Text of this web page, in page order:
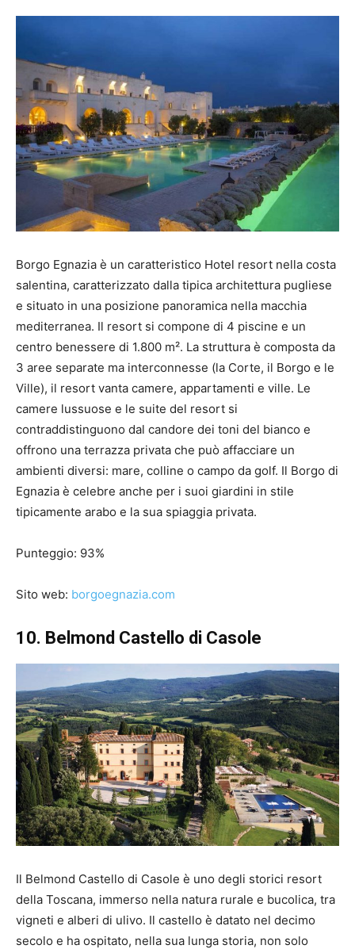
Borgo Egnazia è un caratteristico Hotel resort nella costa
salentina, caratterizzato dalla tipica architettura pugliese
e situato in una posizione panoramica nella macchia
mediterranea. Il resort si compone di 4 piscine e un
centro benessere di 1.800 m². La struttura è composta da
3 aree separate ma interconnesse (la Corte, il Borgo e le
Ville), il resort vanta camere, appartamenti e ville. Le
camere lussuose e le suite del resort si
contraddistinguono dal candore dei toni del bianco e
offrono una terrazza privata che può affacciare un
ambienti diversi: mare, colline o campo da golf. Il Borgo di
Egnazia è celebre anche per i suoi giardini in stile
tipicamente arabo e la sua spiaggia privata.
Punteggio: 93%
Sito web: borgoegnazia.com
10. Belmond Castello di Casole
Il Belmond Castello di Casole è uno degli storici resort
della Toscana, immerso nella natura rurale e bucolica, tra
vigneti e alberi di ulivo. Il castello è datato nel decimo
secolo e ha ospitato, nella sua lunga storia, non solo